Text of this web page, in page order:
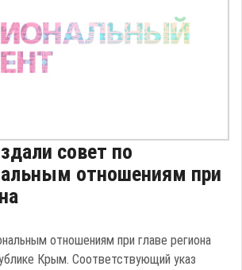
совет по
отношениям при
отношениям при главе региона
Крым. Соответствующий указ